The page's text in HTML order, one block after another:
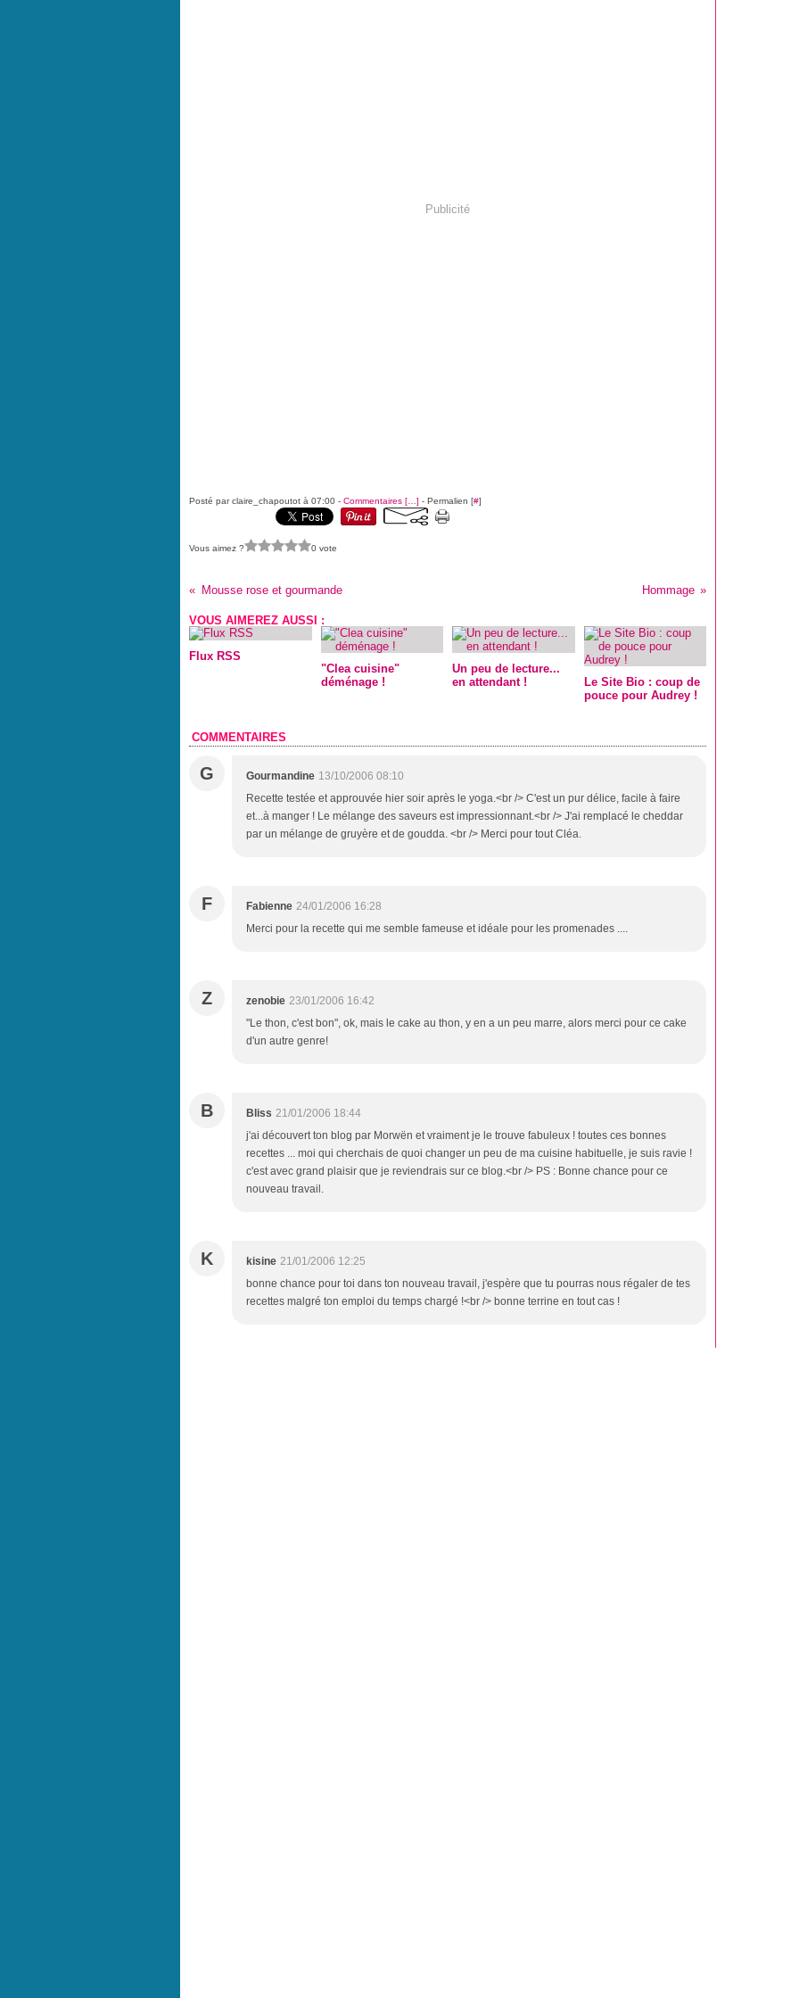
Publicité
Posté par claire_chapoutot à 07:00 - Commentaires [ ] - Permalien [#]
Vous aimez ? 0 vote
Mousse rose et gourmande Hommage
VOUS AIMEREZ AUSSI :
Flux RSS
"Clea cuisine"
déménage !
Un peu de lecture...
en attendant !
Le Site Bio : coup de
pouce pour Audrey !
COMMENTAIRES
G Gourmandine 13/10/2006 08:10
Recette testée et approuvée hier soir après le yoga.<br /> C'est un pur délice, facile à faire
et...à manger ! Le mélange des saveurs est impressionnant.<br /> J'ai remplacé le cheddar
par un mélange de gruyère et de goudda. <br /> Merci pour tout Cléa.
F Fabienne 24/01/2006 16:28
Merci pour la recette qui me semble fameuse et idéale pour les promenades ....
Z zenobie 23/01/2006 16:42
"Le thon, c'est bon", ok, mais le cake au thon, y en a un peu marre, alors merci pour ce cake
d'un autre genre!
B Bliss 21/01/2006 18:44
j'ai découvert ton blog par Morwën et vraiment je le trouve fabuleux ! toutes ces bonnes
recettes ... moi qui cherchais de quoi changer un peu de ma cuisine habituelle, je suis ravie !
c'est avec grand plaisir que je reviendrais sur ce blog.<br /> PS : Bonne chance pour ce
nouveau travail.
K kisine 21/01/2006 12:25
bonne chance pour toi dans ton nouveau travail, j'espère que tu pourras nous régaler de tes
recettes malgré ton emploi du temps chargé !<br /> bonne terrine en tout cas !